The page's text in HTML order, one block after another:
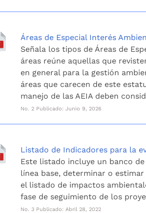
Áreas de Especial Interés
Señala los tipos de Áreas de
áreas reúne aquellas que
en general para la gestión
áreas que carecen de este
manejo de las AEIA deben
No. 2 Publicado: Junio 9, 2026
Listado de Indicadores para la
Este listado incluye un banco
línea base, determinar o
el listado de impactos
fase de seguimiento de los
No. 3 Publicado: Abril 28, 2022